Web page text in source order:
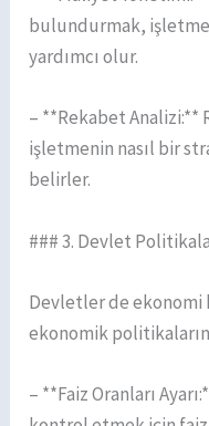
bulundurmak,
yardımcı olur.
– **Rekabet
işletmenin nasıl bir
belirler.
### 3. Devlet
Devletler de ekonomi
ekonomik
– **Faiz Oranları